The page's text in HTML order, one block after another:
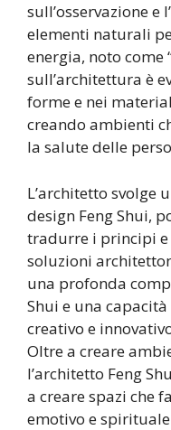
sull’osservazione e
elementi naturali
energia, noto come
sull’architettura è
forme e nei
creando ambienti
la salute delle
L’architetto svolge
design Feng Shui,
tradurre i principi e
soluzioni
una profonda
Shui e una
creativo e
Oltre a creare
l’architetto Feng
a creare spazi che
emotivo e